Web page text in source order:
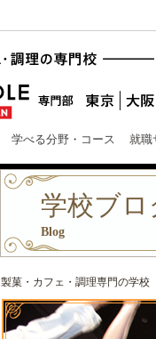
学べる分野・コース 就職
学校ブロ
Blog
製菓・カフェ・調理専門の学校